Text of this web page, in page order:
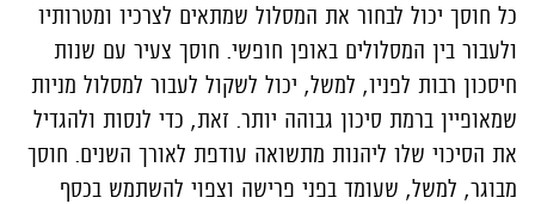
כל חוסך יכול לבחור את המסלול שמתאים לצרכיו ומטרותיו
ולעבור בין המסלולים באופן חופשי. חוסך צעיר עם שנות
חיסכון רבות לפניו, למשל, יכול לשקול לעבור למסלול מניות
שמאופיין ברמת סיכון גבוהה יותר. זאת, כדי לנסות ולהגדיל
את הסיכוי שלו ליהנות מתשואה עודפת לאורך השנים. חוסך
מבוגר, למשל, שעומד בפני פרישה וצפוי להשתמש בכסף